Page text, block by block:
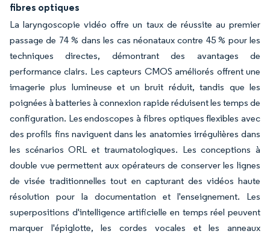
fibres optiques
La laryngoscopie vidéo offre un taux de réussite au premier
passage de 74 % dans les cas néonataux contre 45 % pour les
techniques directes, démontrant des avantages de
performance clairs. Les capteurs CMOS améliorés offrent une
imagerie plus lumineuse et un bruit réduit, tandis que les
poignées à batteries à connexion rapide réduisent les temps de
configuration. Les endoscopes à fibres optiques flexibles avec
des profils fins naviguent dans les anatomies irrégulières dans
les scénarios ORL et traumatologiques. Les conceptions à
double vue permettent aux opérateurs de conserver les lignes
de visée traditionnelles tout en capturant des vidéos haute
résolution pour la documentation et l'enseignement. Les
superpositions d'intelligence artificielle en temps réel peuvent
marquer l'épiglotte, les cordes vocales et les anneaux